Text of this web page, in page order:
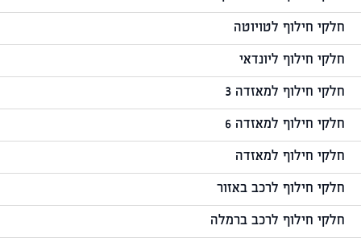
חלקי חילוף לטויוטה
חלקי חילוף ליונדאי
חלקי חילוף למאזדה 3
חלקי חילוף למאזדה 6
חלקי חילוף למאזדה
חלקי חילוף לרכב באזור
חלקי חילוף לרכב ברמלה